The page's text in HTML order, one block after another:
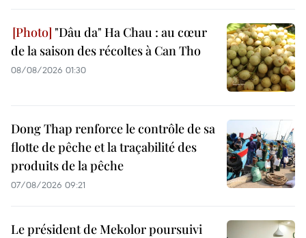
"Dâu da" Ha Chau : au cœur
de la saison des récoltes à Can Tho
08/08/2026 01:30
Dong Thap renforce le contrôle de sa
flotte de pêche et la traçabilité des
produits de la pêche
07/08/2026 09:21
Le président de Mekolor poursuivi